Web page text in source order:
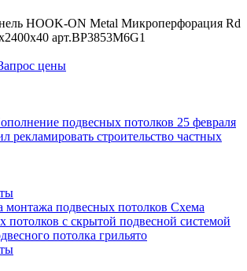
HOOK-ON Metal Микроперфорация Rd
арт.BP3853M6G1
цены
подвесных потолков 25 февраля
рекламировать строительство частных
монтажа подвесных потолков Схема
потолков с скрытой подвесной системой
потолка грильято